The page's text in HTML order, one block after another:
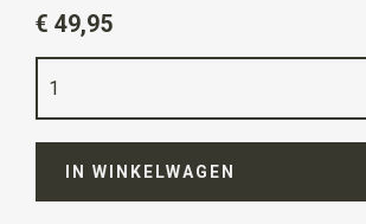
zilver / zwart / blauw / groen / roze
Kwaliteit
Lengte1,6 cm
€ 49,95
IN WINKELWAGEN